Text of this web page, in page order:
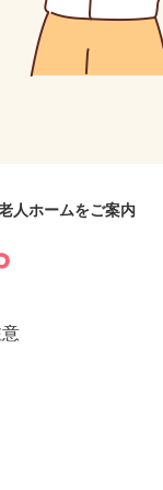
人ホームをご案内